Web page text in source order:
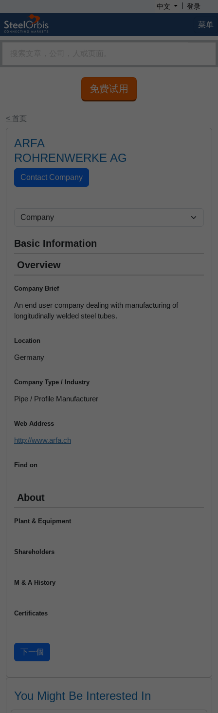
中文 | 登录
菜单
免费试用
< 首页
ARFA
ROHRENWERKE AG
Basic Information
Overview
Company Brief
An end user company dealing with manufacturing of
longitudinally welded steel tubes.
Location
Germany
Company Type / Industry
Pipe / Profile Manufacturer
Web Address
http://www.arfa.ch
Find on
About
Plant & Equipment
Shareholders
M & A History
Certificates
You Might Be Interested In